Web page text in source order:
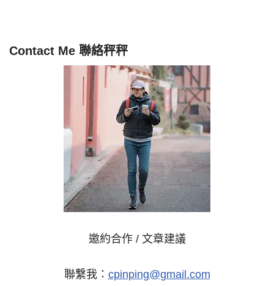
Contact Me 聯絡秤秤
邀約合作 / 文章建議
聯繫我： cpinping@gmail.com